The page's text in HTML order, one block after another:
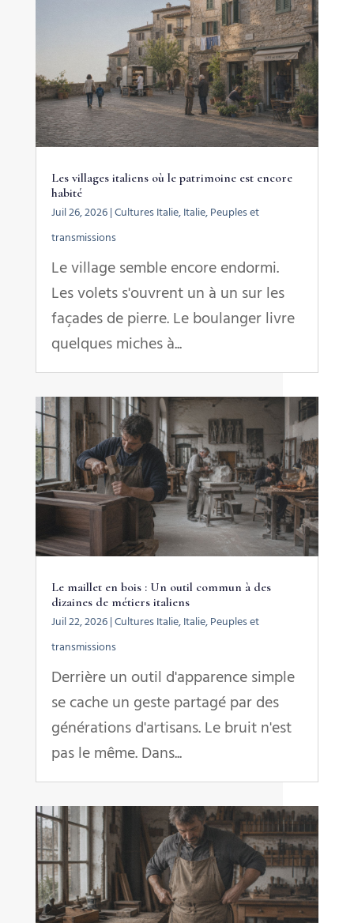
Les villages italiens où le patrimoine est encore
habité
Juil 26, 2026|Cultures Italie,Italie,Peuples et
transmissions
Le village semble encore endormi.
Les volets s'ouvrent un à un sur les
façades de pierre. Le boulanger livre
quelques miches à...
Le maillet en bois : Un outil commun à des
dizaines de métiers italiens
Juil 22, 2026|Cultures Italie,Italie,Peuples et
transmissions
Derrière un outil d'apparence simple
se cache un geste partagé par des
générations d'artisans. Le bruit n'est
pas le même. Dans...